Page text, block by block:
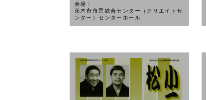
会場：
茨木市市民総合センター（クリエイトセ
ンター）センターホール